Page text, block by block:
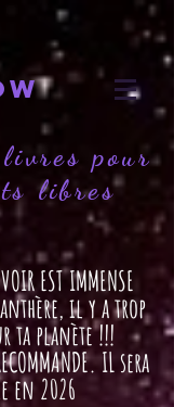
livres pour
libres
EST IMMENSE
il y a trop
ta planète !!!
IL sera
en 2026